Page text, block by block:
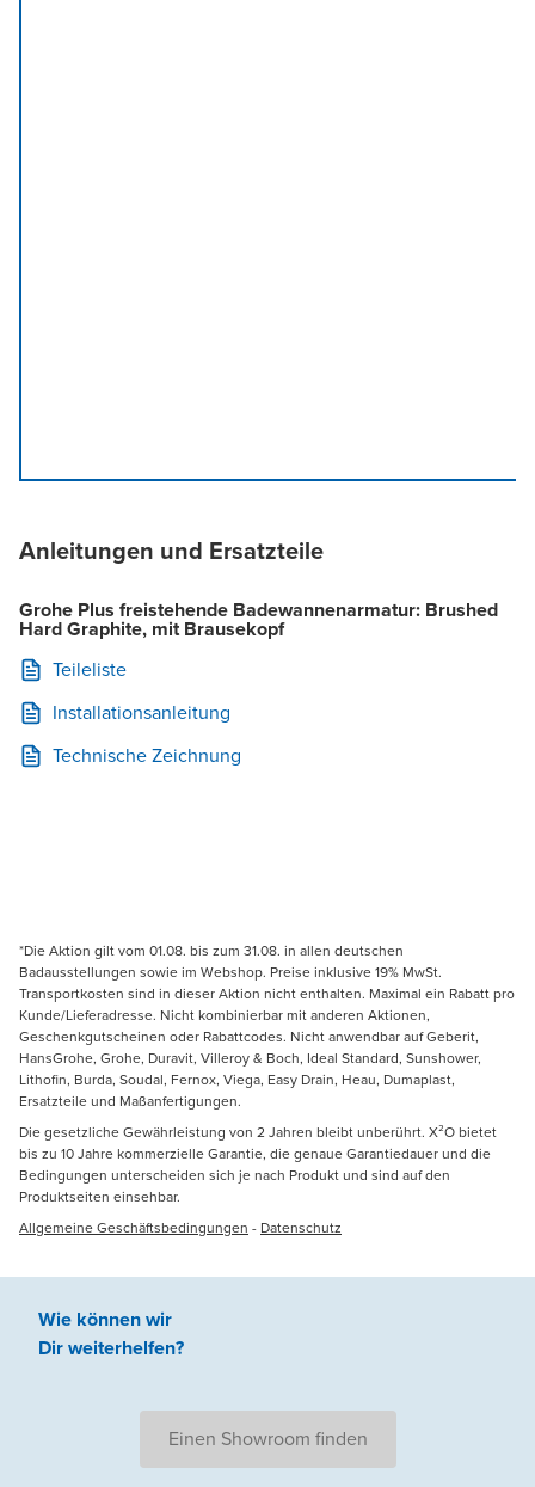
Anleitungen und Ersatzteile
Grohe Plus freistehende Badewannenarmatur: Brushed
Hard Graphite, mit Brausekopf
Teileliste
Installationsanleitung
Technische Zeichnung
*Die Aktion gilt vom 01.08. bis zum 31.08. in allen deutschen
Badausstellungen sowie im Webshop. Preise inklusive 19% MwSt.
Transportkosten sind in dieser Aktion nicht enthalten. Maximal ein Rabatt pro
Kunde/Lieferadresse. Nicht kombinierbar mit anderen Aktionen,
Geschenkgutscheinen oder Rabattcodes. Nicht anwendbar auf Geberit,
HansGrohe, Grohe, Duravit, Villeroy & Boch, Ideal Standard, Sunshower,
Lithofin, Burda, Soudal, Fernox, Viega, Easy Drain, Heau, Dumaplast,
Ersatzteile und Maßanfertigungen.
Die gesetzliche Gewährleistung von 2 Jahren bleibt unberührt. X²O bietet
bis zu 10 Jahre kommerzielle Garantie, die genaue Garantiedauer und die
Bedingungen unterscheiden sich je nach Produkt und sind auf den
Produktseiten einsehbar.
Allgemeine Geschäftsbedingungen - Datenschutz
Wie können wir
Dir weiterhelfen?
Einen Showroom finden